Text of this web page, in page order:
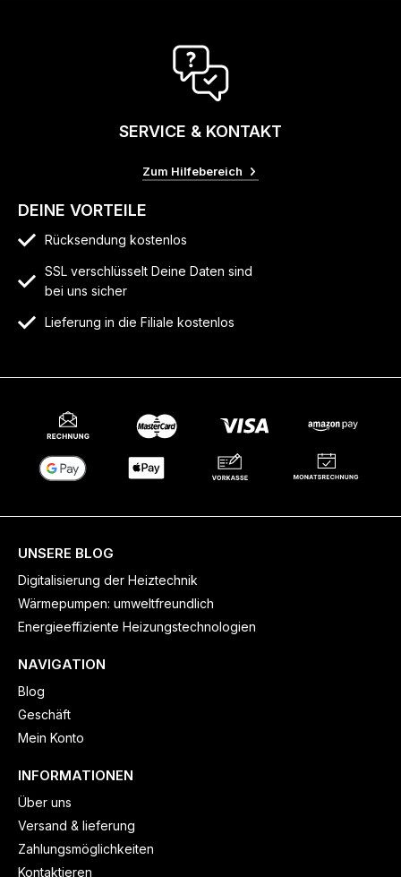
SERVICE & KONTAKT
Zum Hilfebereich
DEINE VORTEILE
Rücksendung kostenlos
SSL verschlüsselt Deine Daten sind
bei uns sicher
Lieferung in die Filiale kostenlos
UNSERE BLOG
Digitalisierung der Heiztechnik
Wärmepumpen: umweltfreundlich
Energieeffiziente Heizungstechnologien
NAVIGATION
Blog
Geschäft
Mein Konto
INFORMATIONEN
Über uns
Versand & lieferung
Zahlungsmöglichkeiten
Kontaktieren